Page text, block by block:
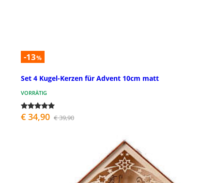
-13%
Set 4 Kugel-Kerzen für Advent 10cm matt
VORRÄTIG
€ 34,90 € 39,90